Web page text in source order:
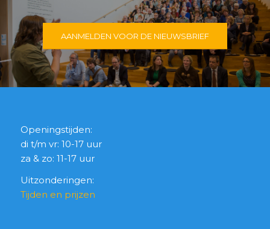
AANMELDEN VOOR DE NIEUWSBRIEF
Openingstijden:
di t/m vr: 10-17 uur
za & zo: 11-17 uur
Uitzonderingen:
Tijden en prijzen